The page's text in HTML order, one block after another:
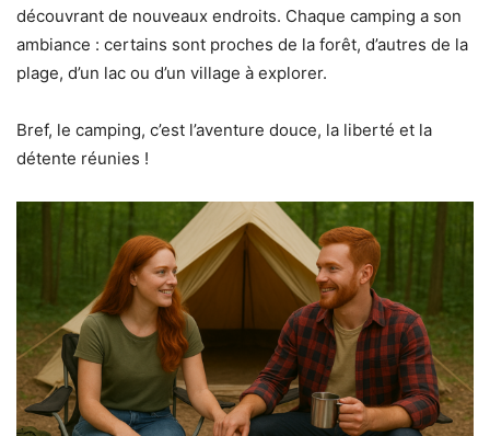
découvrant de nouveaux endroits. Chaque camping a son
ambiance : certains sont proches de la forêt, d’autres de la
plage, d’un lac ou d’un village à explorer.
Bref, le camping, c’est l’aventure douce, la liberté et la
détente réunies !